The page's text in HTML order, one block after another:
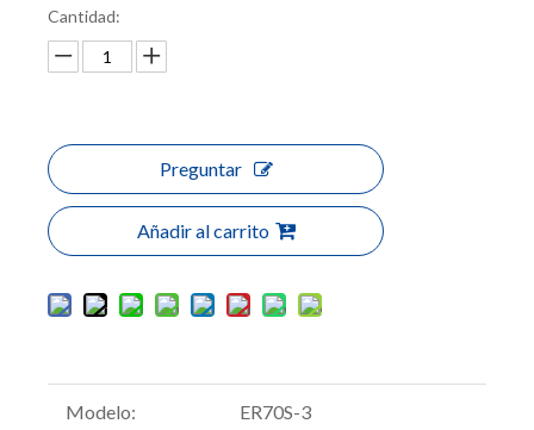
Cantidad:
Preguntar
Añadir al carrito
Modelo:
ER70S-3